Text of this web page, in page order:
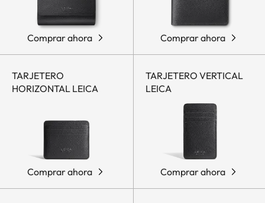
Comprar ahora Comprar ahora
TARJETERO
HORIZONTAL LEICA
Comprar ahora
TARJETERO VERTICAL
LEICA
Comprar ahora